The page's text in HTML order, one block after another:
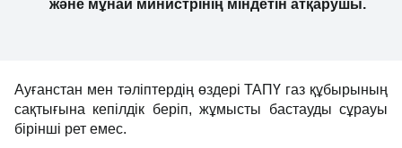
және мұнай министрінің міндетін атқарушы.
Ауғанстан мен тәліптердің өздері ТАПҮ газ құбырының
сақтығына кепілдік беріп, жұмысты бастауды сұрауы
бірінші рет емес.